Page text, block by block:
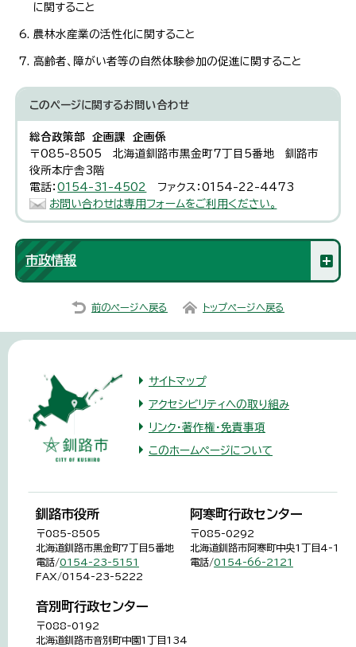
に関すること
農林水産業の活性化に関すること
高齢者、障がい者等の自然体験参加の促進に関すること
このページに関するお問い合わせ
総合政策部 企画課 企画係
〒085-8505 北海道釧路市黒金町7丁目5番地 釧路市
役所本庁舎3階
電話：0154-31-4502
ファクス：0154-22-4473
お問い合わせは専用フォームをご利用ください。
市政情報
前のページへ戻る トップページへ戻る
サイトマップ
アクセシビリティへの取り組み
リンク・著作権・免責事項
このホームページについて
釧路市役所
〒085-8505
北海道釧路市黒金町7丁目5番地
電話/0154-23-5151
FAX/0154-23-5222
阿寒町行政センター
〒085-0292
北海道釧路市阿寒町中央1丁目4-1
電話/0154-66-2121
音別町行政センター
〒088-0192
北海道釧路市音別町中園1丁目134